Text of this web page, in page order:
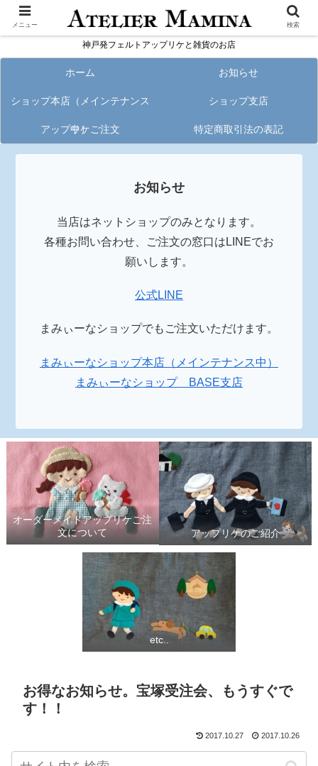
神戸発フェルトアップリケと雑貨のお店
ホーム お知らせ
ショップ本店（メインテナンス
中）
ショップ支店
アップリケご注文 特定商取引法の表記
お知らせ
当店はネットショップのみとなります。
各種お問い合わせ、ご注文の窓口はLINEでお
願いします。
公式LINE
まみぃーなショップでもご注文いただけます。
まみぃーなショップ本店（メインテナンス中）
まみぃーなショップ BASE支店
オーダーメイドアップリケご注
文について
アップリケのご紹介
etc..
お得なお知らせ。宝塚受注会、もうすぐで
す！！
2017.10.27 2017.10.26
メニュー 検索